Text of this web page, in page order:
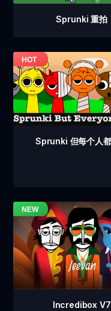
Sprunki 重拍
Sprunki 但每个人
Incredibox V7